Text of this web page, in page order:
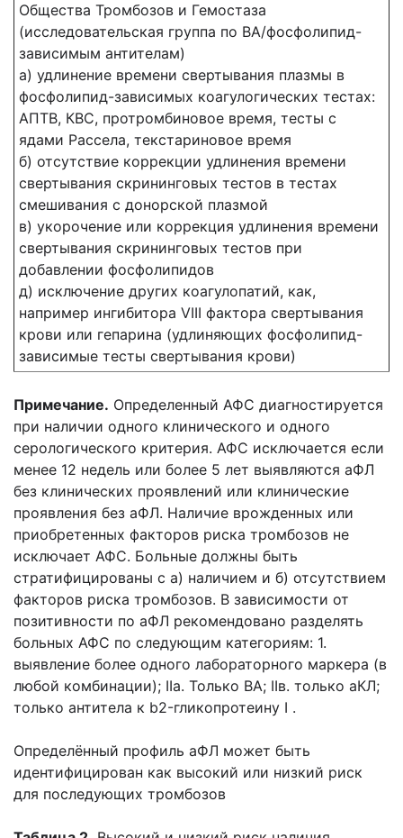
Общества Тромбозов и Гемостаза
(исследовательская группа по ВА/фосфолипид-
зависимым антителам)
а) удлинение времени свертывания плазмы в
фосфолипид-зависимых коагулогических тестах:
АПТВ, КВС, протромбиновое время, тесты с
ядами Рассела, текстариновое время
б) отсутствие коррекции удлинения времени
свертывания скрининговых тестов в тестах
смешивания с донорской плазмой
в) укорочение или коррекция удлинения времени
свертывания скрининговых тестов при
добавлении фосфолипидов
д) исключение других коагулопатий, как,
например ингибитора VIII фактора свертывания
крови или гепарина (удлиняющих фосфолипид-
зависимые тесты свертывания крови)
Примечание. Определенный АФС диагностируется
при наличии одного клинического и одного
серологического критерия. АФС исключается если
менее 12 недель или более 5 лет выявляются аФЛ
без клинических проявлений или клинические
проявления без аФЛ. Наличие врожденных или
приобретенных факторов риска тромбозов не
исключает АФС. Больные должны быть
стратифицированы с а) наличием и б) отсутствием
факторов риска тромбозов. В зависимости от
позитивности по аФЛ рекомендовано разделять
больных АФС по следующим категориям: 1.
выявление более одного лабораторного маркера (в
любой комбинации); IIа. Только ВА; IIв. только аКЛ;
только антитела к b2-гликопротеину I .
Определённый профиль аФЛ может быть
идентифицирован как высокий или низкий риск
для последующих тромбозов